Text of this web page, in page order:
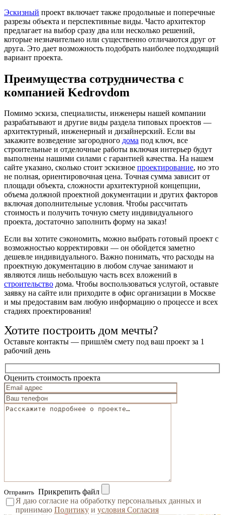
Эскизный проект включает также продольные и поперечные
разрезы объекта и перспективные виды. Часто архитектор
предлагает на выбор сразу два или несколько решений,
которые незначительно или существенно отличаются друг от
друга. Это дает возможность подобрать наиболее подходящий
вариант проекта.
Преимущества сотрудничества с
компанией Kedrovdom
Помимо эскиза, специалисты, инженеры нашей компании
разрабатывают и другие виды раздела типовых проектов —
архитектурный, инженерный и дизайнерский. Если вы
закажите возведение загородного дома под ключ, все
строительные и отделочные работы включая интерьер будут
выполнены нашими силами с гарантией качества. На нашем
сайте указано, сколько стоит эскизное проектирование, но это
не полная, ориентировочная цена. Точная сумма зависит от
площади объекта, сложности архитектурной концепции,
объема должной проектной документации и других факторов
включая дополнительные условия. Чтобы рассчитать
стоимость и получить точную смету индивидуального
проекта, достаточно заполнить форму на заказ!
Если вы хотите сэкономить, можно выбрать готовый проект с
возможностью корректировки — он обойдется заметно
дешевле индивидуального. Важно понимать, что расходы на
проектную документацию в любом случае занимают и
являются лишь небольшую часть всех вложений в
строительство дома. Чтобы воспользоваться услугой, оставьте
заявку на сайте или приходите в офис организации в Москве
и мы предоставим вам любую информацию о процессе и всех
стадиях проектирования!
Хотите построить дом мечты?
Оставьте контакты — пришлём смету под ваш проект за 1
рабочий день
Оценить стоимость проекта
Отправить Прикрепить файл
Я даю согласие на обработку персональных данных и
принимаю Политику и условия Согласия